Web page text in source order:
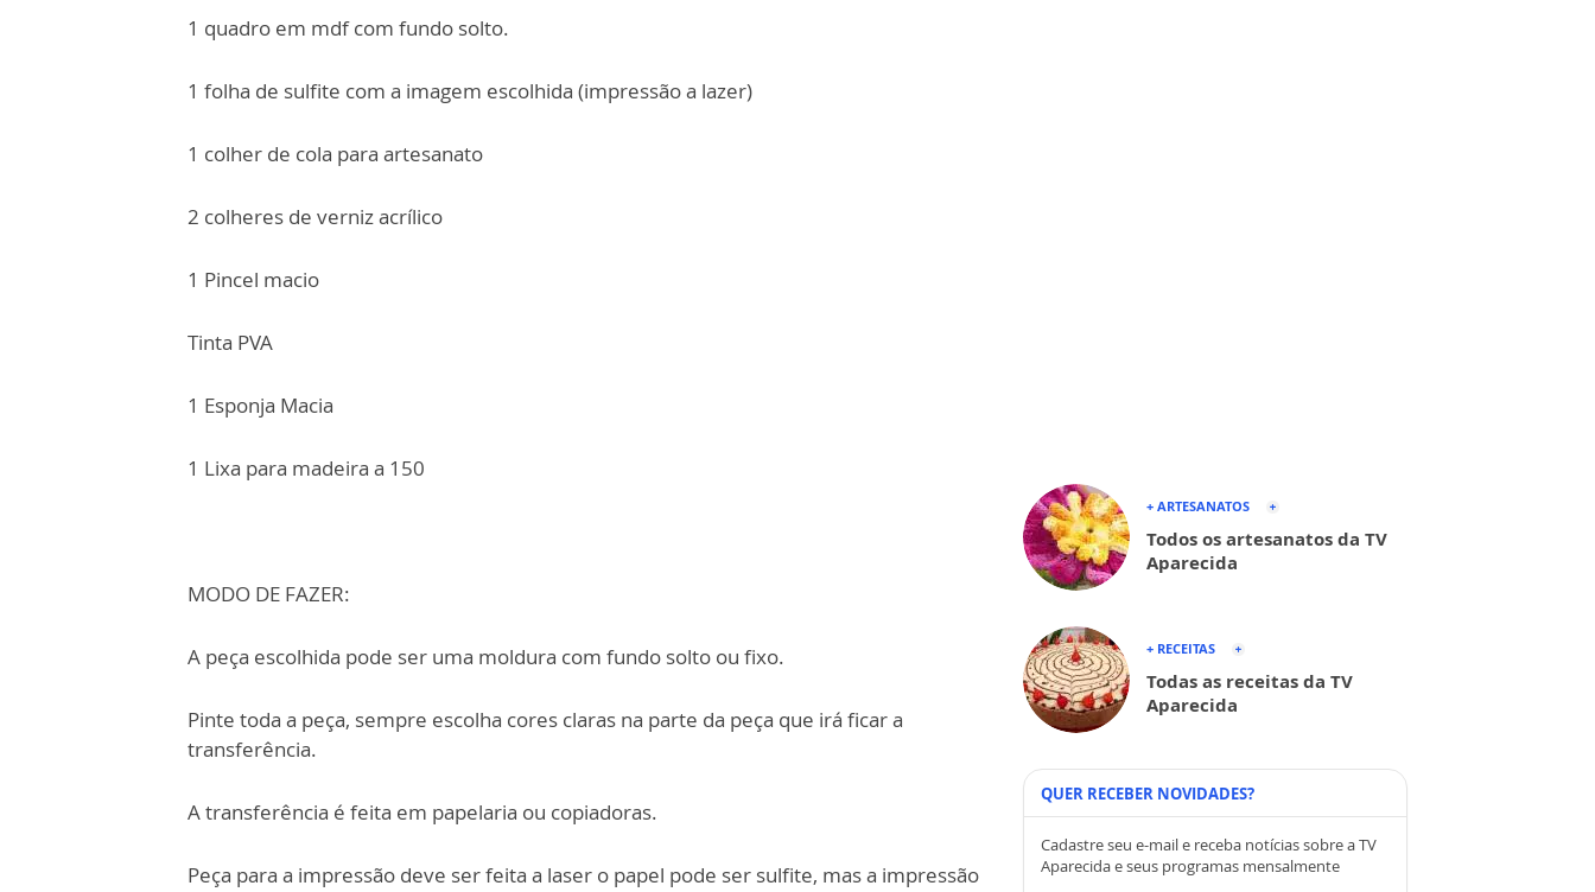
1 quadro em mdf com fundo solto.
1 folha de sulfite com a imagem escolhida (impressão a lazer)
1 colher de cola para artesanato
2 colheres de verniz acrílico
1 Pincel macio
Tinta PVA
1 Esponja Macia
1 Lixa para madeira a 150
MODO DE FAZER:
A peça escolhida pode ser uma moldura com fundo solto ou fixo.
Pinte toda a peça, sempre escolha cores claras na parte da peça que irá ficar a
transferência.
A transferência é feita em papelaria ou copiadoras.
Peça para a impressão deve ser feita a laser o papel pode ser sulfite, mas a impressão
+ ARTESANATOS
Todos os artesanatos da TV
Aparecida
+ RECEITAS
Todas as receitas da TV
Aparecida
QUER RECEBER NOVIDADES?
Cadastre seu e-mail e receba notícias sobre a TV
Aparecida e seus programas mensalmente